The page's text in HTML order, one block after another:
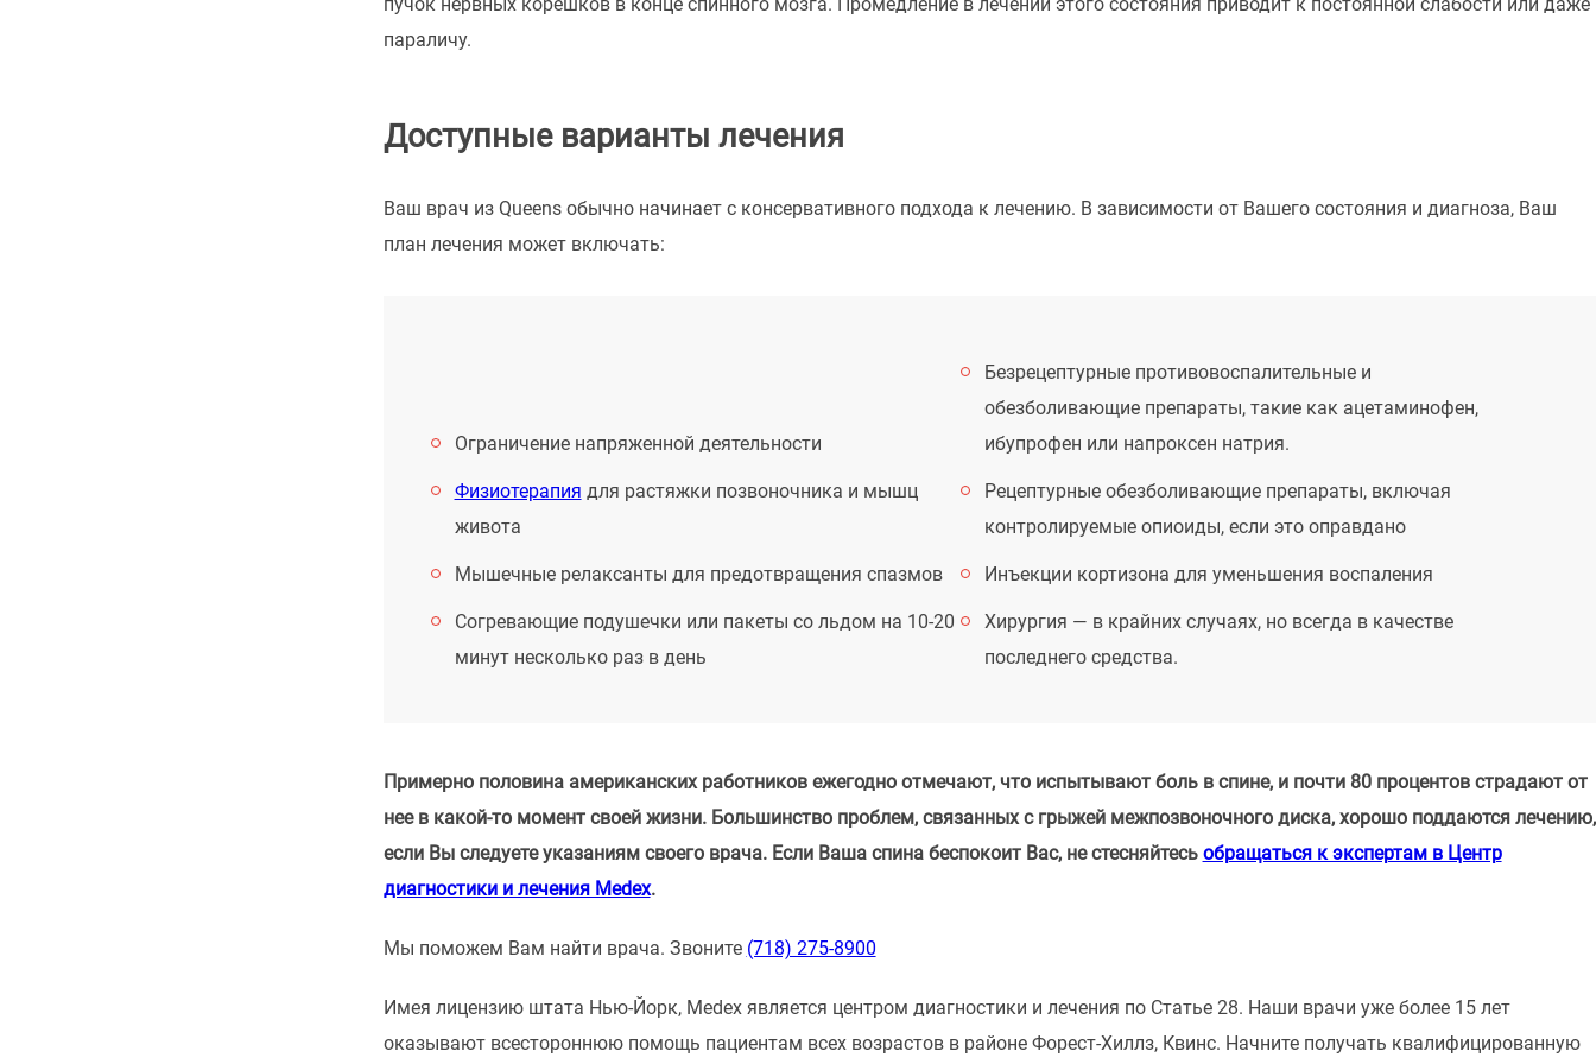
параличу.
Доступные варианты лечения
Ваш врач из Queens обычно начинает с консервативного подхода к лечению. В зависимости от Вашего состояния и диагноза, Ваш
план лечения может включать:
Ограничение напряженной деятельности
Безрецептурные противовоспалительные и
обезболивающие препараты, такие как ацетаминофен,
ибупрофен или напроксен натрия.
Физиотерапия для растяжки позвоночника и мышц
живота
Рецептурные обезболивающие препараты, включая
контролируемые опиоиды, если это оправдано
Мышечные релаксанты для предотвращения спазмов Инъекции кортизона для уменьшения воспаления
Согревающие подушечки или пакеты со льдом на 10-20
минут несколько раз в день
Хирургия — в крайних случаях, но всегда в качестве
последнего средства.
Примерно половина американских работников ежегодно отмечают, что испытывают боль в спине, и почти 80 процентов страдают от
нее в какой-то момент своей жизни. Большинство проблем, связанных с грыжей межпозвоночного диска, хорошо поддаются лечению,
если Вы следуете указаниям своего врача. Если Ваша спина беспокоит Вас, не стесняйтесь обращаться к экспертам в Центр
диагностики и лечения Medex.
Мы поможем Вам найти врача. Звоните (718) 275-8900
Имея лицензию штата Нью-Йорк, Medex является центром диагностики и лечения по Статье 28. Наши врачи уже более 15 лет
оказывают всестороннюю помощь пациентам всех возрастов в районе Форест-Хиллз, Квинс. Начните получать квалифицированную